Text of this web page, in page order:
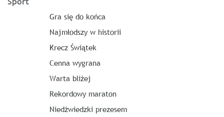
Gra się do końca
Najmłodszy w historii
Krecz Świątek
Cenna wygrana
Warta bliżej
Rekordowy maraton
Niedźwiedzki prezesem